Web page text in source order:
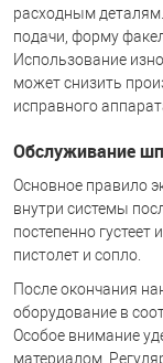
расходным
подачи, форму
Использование
может снизить
исправного
Обслуживание
Основное правило
внутри системы
постепенно
пистолет и сопло.
После окончания
оборудование в
Особое внимание
материалом.